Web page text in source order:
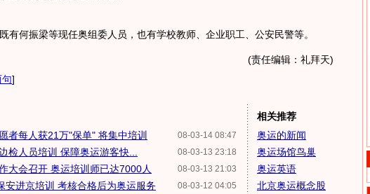
有何振梁等现任奥组委人员，也有学校教师、企业职工、公安民警等。
(责任编辑：礼拜天)
]
08-03-14 08:47
者每人获21万"保单" 将集中培训
08-03-13 23:18
检人员培训 保障奥运游客快...
08-03-13 21:03
大会召开 奥运培训师已达7000人
08-03-12 04:05
安进京培训 考核合格后为奥运服务
相关推荐
奥运的新闻
奥运场馆鸟巢
奥运英语
北京奥运概念股